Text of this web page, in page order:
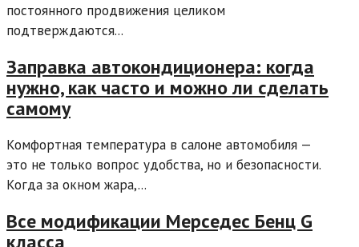
постоянного продвижения целиком
подтверждаются...
Заправка автокондиционера: когда
нужно, как часто и можно ли сделать
самому
Комфортная температура в салоне автомобиля —
это не только вопрос удобства, но и безопасности.
Когда за окном жара,...
Все модификации Мерседес Бенц G
класса